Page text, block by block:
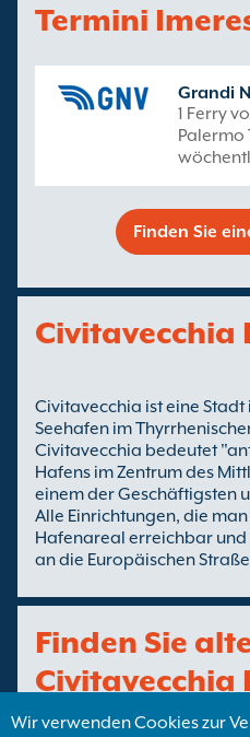
Termini
Grandi
1 Ferry
Palermo
Finden Sie
Civitavecchia
Civitavecchia ist eine Stadt
Seehafen im
Civitavecchia bedeutet
Hafens im Zentrum des
einem der Geschäftigsten
Alle Einrichtungen, die
Hafenareal erreichbar
an die Europäischen
Finden Sie
Civitavecchia
Termini
Wir verwenden Cookies zur